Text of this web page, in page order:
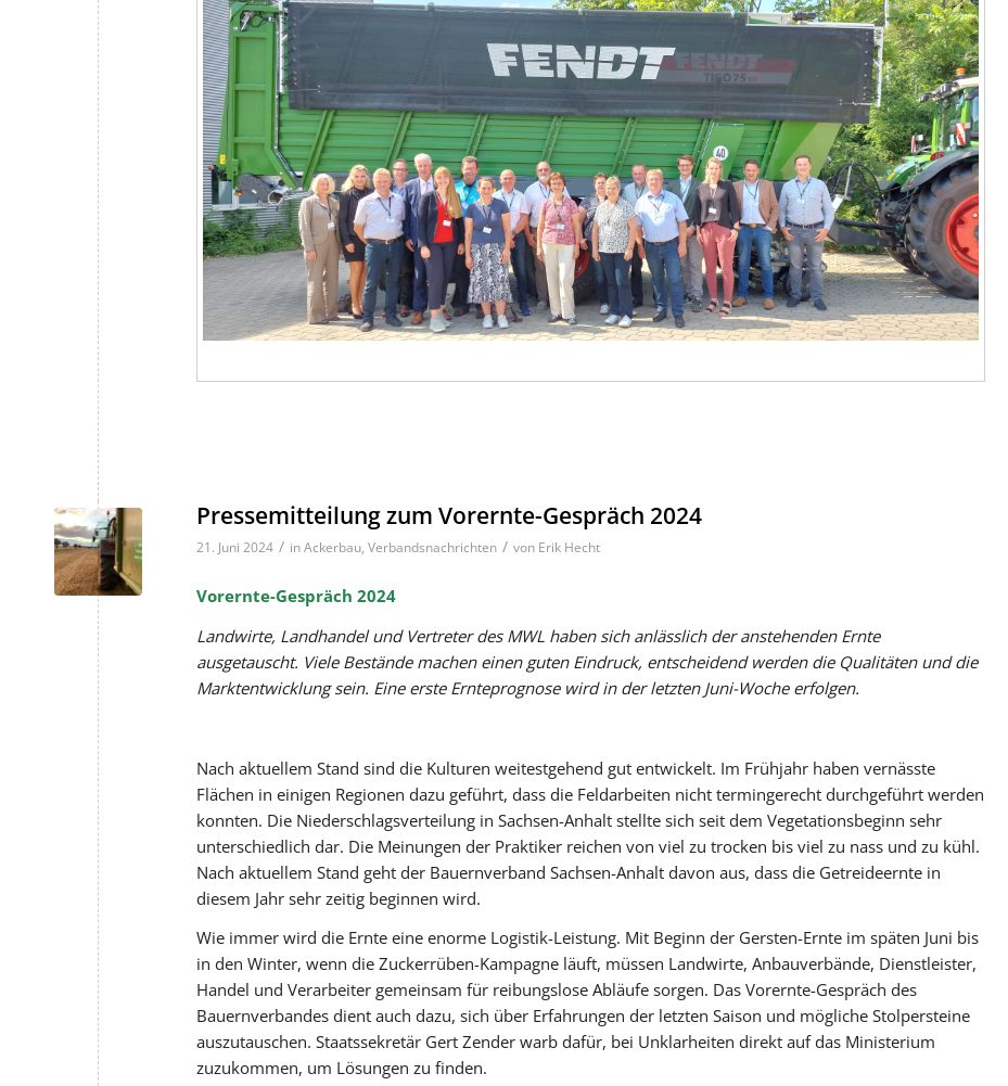
Pressemitteilung zum Vorernte-Gespräch 2024
21. Juni 2024 / inAckerbau, Verbandsnachrichten / von Erik Hecht
Vorernte-Gespräch 2024
Landwirte, Landhandel und Vertreter des MWL haben sich anlässlich der anstehenden Ernte
ausgetauscht. Viele Bestände machen einen guten Eindruck, entscheidend werden die Qualitäten und die
Marktentwicklung sein. Eine erste Ernteprognose wird in der letzten Juni-Woche erfolgen.
Nach aktuellem Stand sind die Kulturen weitestgehend gut entwickelt. Im Frühjahr haben vernässte
Flächen in einigen Regionen dazu geführt, dass die Feldarbeiten nicht termingerecht durchgeführt werden
konnten. Die Niederschlagsverteilung in Sachsen-Anhalt stellte sich seit dem Vegetationsbeginn sehr
unterschiedlich dar. Die Meinungen der Praktiker reichen von viel zu trocken bis viel zu nass und zu kühl.
Nach aktuellem Stand geht der Bauernverband Sachsen-Anhalt davon aus, dass die Getreideernte in
diesem Jahr sehr zeitig beginnen wird.
Wie immer wird die Ernte eine enorme Logistik-Leistung. Mit Beginn der Gersten-Ernte im späten Juni bis
in den Winter, wenn die Zuckerrüben-Kampagne läuft, müssen Landwirte, Anbauverbände, Dienstleister,
Handel und Verarbeiter gemeinsam für reibungslose Abläufe sorgen. Das Vorernte-Gespräch des
Bauernverbandes dient auch dazu, sich über Erfahrungen der letzten Saison und mögliche Stolpersteine
auszutauschen. Staatssekretär Gert Zender warb dafür, bei Unklarheiten direkt auf das Ministerium
zuzukommen, um Lösungen zu finden.